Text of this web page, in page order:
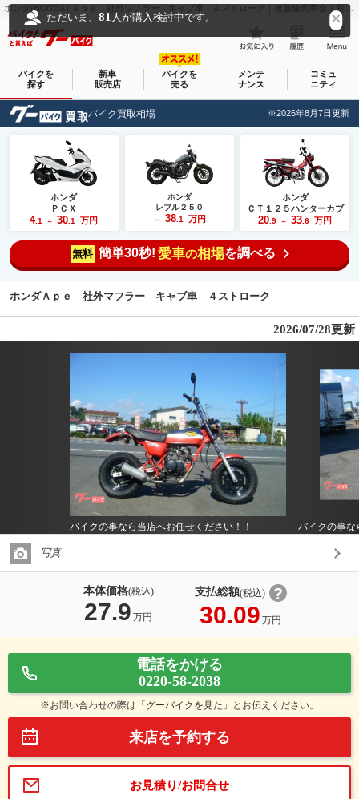
ホンダ(HONDA) Ａｐｅ 社外マフラー キャブ車 ４ストローク｜後藤輪業商会｜新車・中古バイクなら【グーバイク(GooBike)】
ただいま、81 人が購入検討中です。
バイクを
探す
新車
販売店
バイクを
売る
メンテ
ナンス
コミュ
ニティ
バイク買取相場 ※2026年8月7日更新
ホンダ
ＰＣＸ
4.1 ～ 30 .1 万円
ホンダ
レブル２５０
～ 38.1 万円
ホンダ
ＣＴ１２５ハンターカブ
20 .9 ～ 33 .6 万円
無料 簡単30秒! 愛車の相場を調べる
ホンダＡｐｅ 社外マフラー キャブ車 ４ストローク
2026/07/28更新
バイクの事なら当店へお任せください！！ バイクの事な
写真
本体価格(税込)
27.9 万円
支払総額(税込)
30.09 万円
電話をかける
0220-58-2038
※お問い合わせの際は「グーバイクを見た」とお伝えください。
来店を予約する
お見積り/お問合せ